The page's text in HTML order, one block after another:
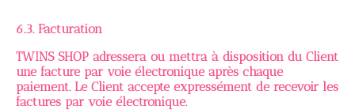
6.3. Facturation
TWINS SHOP adressera ou mettra à disposition du Client
une facture par voie électronique après chaque
paiement. Le Client accepte expressément de recevoir les
factures par voie électronique.